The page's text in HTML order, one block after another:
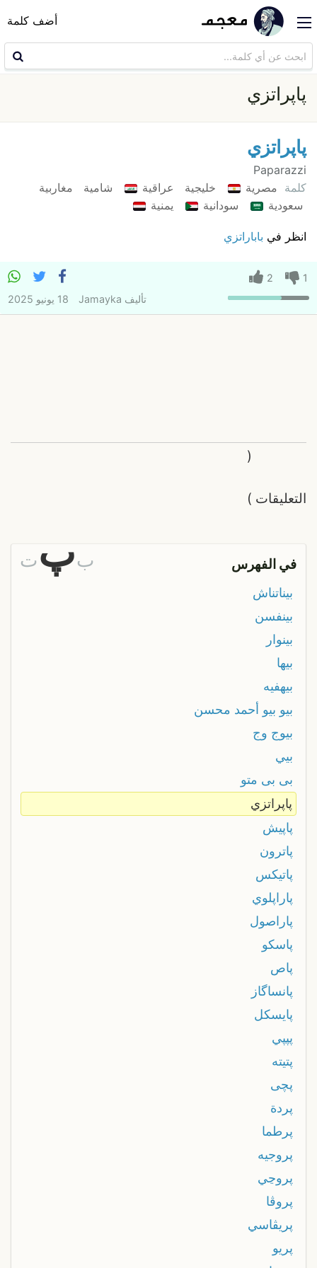
أضف كلمة
پاپراتزي
پاپراتزي
Paparazzi
كلمة مصرية خليجية عراقية شامية
مغاربية
سعودية
سودانية يمنية
انظر في باباراتزي
1
2
تأليف Jamayka 18 يونيو 2025
التعليقات
(
)
في الفهرس بپت
بيناتناش
بينفسن
بينوار
بيها
بيهفيه
بيو بيو أحمد محسن
بيوج وج
بيي
بی بی متو
پاپراتزي
پاپيش
پاترون
پاتيكس
پاراپلوي
پاراصول
پاسكو
پاص
پانساگاز
پايسكل
پپپي
پتيته
پچی
پردة
پرطما
پروجيه
پروڃي
پروڤا
پريڤاسي
پريو